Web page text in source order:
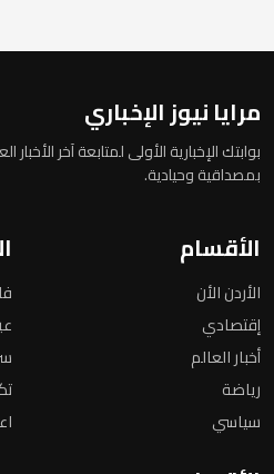
مرايا نيوز الإخباري
بوابتك الإخبارية الأولى لمتابعة آخر
بمصداقية وحيادية.
الأقسام
الأردن الأن
إقتصادي
أخبار العالم
رياضة
سياسي